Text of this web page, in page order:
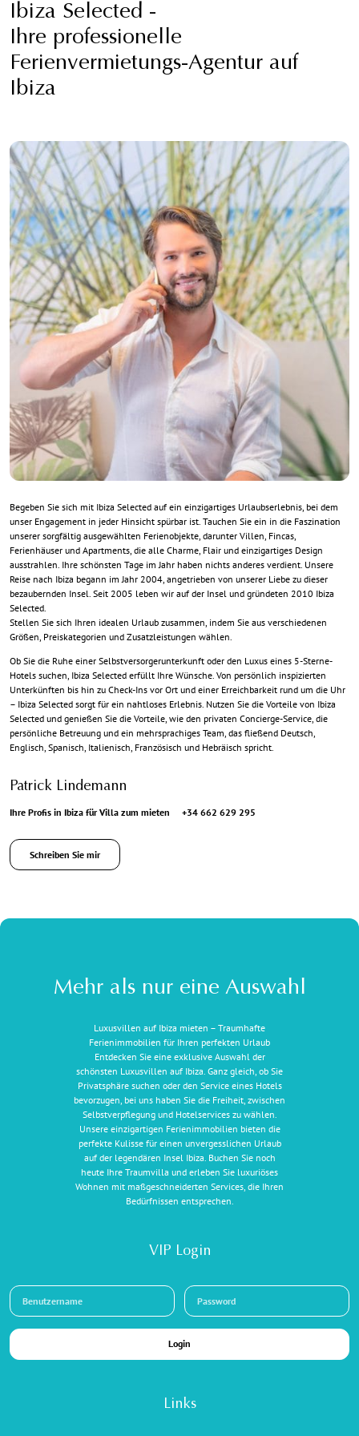
Ibiza Selected -
Ihre professionelle
Ferienvermietungs-Agentur auf
Ibiza
Begeben Sie sich mit Ibiza Selected auf ein einzigartiges Urlaubserlebnis, bei dem
unser Engagement in jeder Hinsicht spürbar ist. Tauchen Sie ein in die Faszination
unserer sorgfältig ausgewählten Ferienobjekte, darunter Villen, Fincas,
Ferienhäuser und Apartments, die alle Charme, Flair und einzigartiges Design
ausstrahlen. Ihre schönsten Tage im Jahr haben nichts anderes verdient. Unsere
Reise nach Ibiza begann im Jahr 2004, angetrieben von unserer Liebe zu dieser
bezaubernden Insel. Seit 2005 leben wir auf der Insel und gründeten 2010 Ibiza
Selected.
Stellen Sie sich Ihren idealen Urlaub zusammen, indem Sie aus verschiedenen
Größen, Preiskategorien und Zusatzleistungen wählen.
Ob Sie die Ruhe einer Selbstversorgerunterkunft oder den Luxus eines 5-Sterne-
Hotels suchen, Ibiza Selected erfüllt Ihre Wünsche. Von persönlich inspizierten
Unterkünften bis hin zu Check-Ins vor Ort und einer Erreichbarkeit rund um die Uhr
– Ibiza Selected sorgt für ein nahtloses Erlebnis. Nutzen Sie die Vorteile von Ibiza
Selected und genießen Sie die Vorteile, wie den privaten Concierge-Service, die
persönliche Betreuung und ein mehrsprachiges Team, das fließend Deutsch,
Englisch, Spanisch, Italienisch, Französisch und Hebräisch spricht.
Patrick Lindemann
Ihre Profis in Ibiza für Villa zum mieten +34 662 629 295
Schreiben Sie mir
Mehr als nur eine Auswahl
Luxusvillen auf Ibiza mieten – Traumhafte
Ferienimmobilien für Ihren perfekten Urlaub
Entdecken Sie eine exklusive Auswahl der
schönsten Luxusvillen auf Ibiza. Ganz gleich, ob Sie
Privatsphäre suchen oder den Service eines Hotels
bevorzugen, bei uns haben Sie die Freiheit, zwischen
Selbstverpflegung und Hotelservices zu wählen.
Unsere einzigartigen Ferienimmobilien bieten die
perfekte Kulisse für einen unvergesslichen Urlaub
auf der legendären Insel Ibiza. Buchen Sie noch
heute Ihre Traumvilla und erleben Sie luxuriöses
Wohnen mit maßgeschneiderten Services, die Ihren
Bedürfnissen entsprechen.
Links
VIP Login
Login